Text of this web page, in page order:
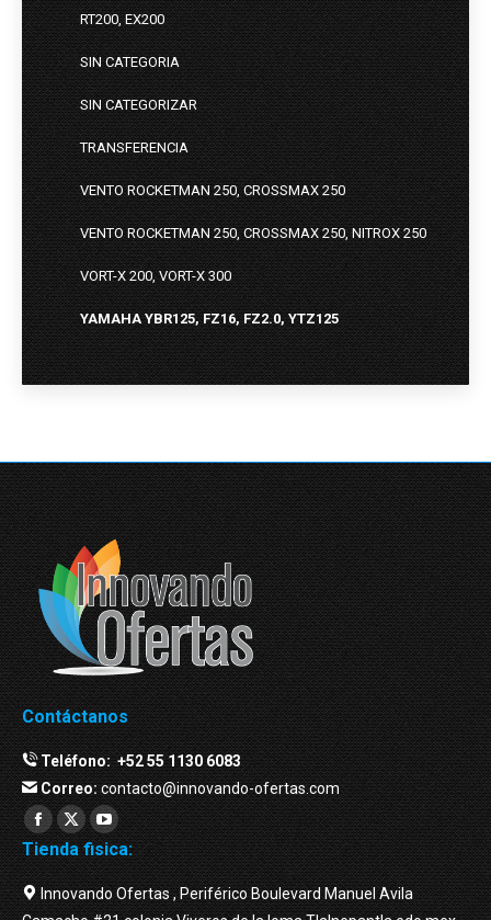
RT200, EX200
SIN CATEGORIA
SIN CATEGORIZAR
TRANSFERENCIA
VENTO ROCKETMAN 250, CROSSMAX 250
VENTO ROCKETMAN 250, CROSSMAX 250, NITROX 250
VORT-X 200, VORT-X 300
YAMAHA YBR125, FZ16, FZ2.0, YTZ125
Contáctanos
Teléfono:+52 55 1130 6083
Correo:contacto@innovando-ofertas.com
Facebook
page
opens
Twitter
page
opens
YouTube
page
opens
Tienda fisica:
Innovando Ofertas , Periférico Boulevard Manuel Avila